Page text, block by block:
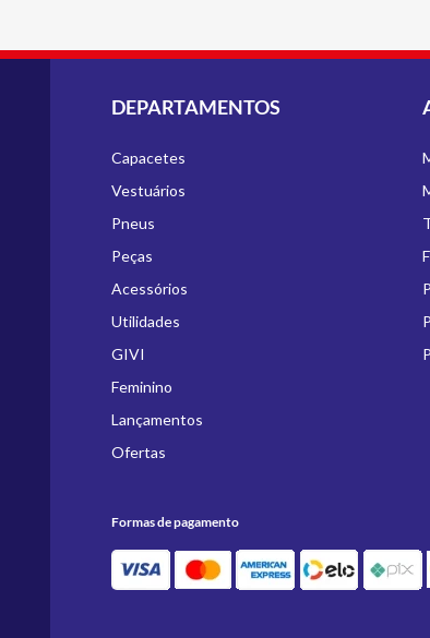
DEPARTAMENTOS
Capacetes
Vestuários
Pneus
Peças
Acessórios
Utilidades
GIVI
Feminino
Lançamentos
Ofertas
Formas de pagamento